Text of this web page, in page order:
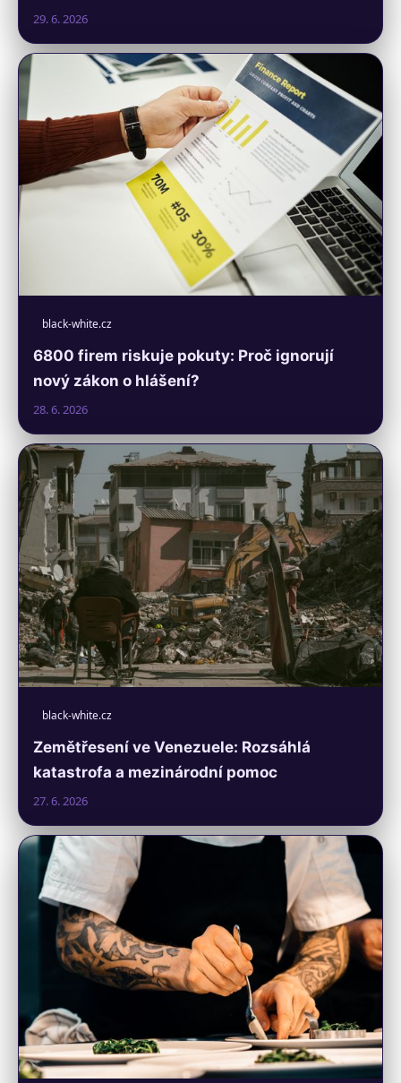
29. 6. 2026
black-white.cz
6800 firem riskuje pokuty: Proč ignorují
nový zákon o hlášení?
28. 6. 2026
black-white.cz
Zemětřesení ve Venezuele: Rozsáhlá
katastrofa a mezinárodní pomoc
27. 6. 2026